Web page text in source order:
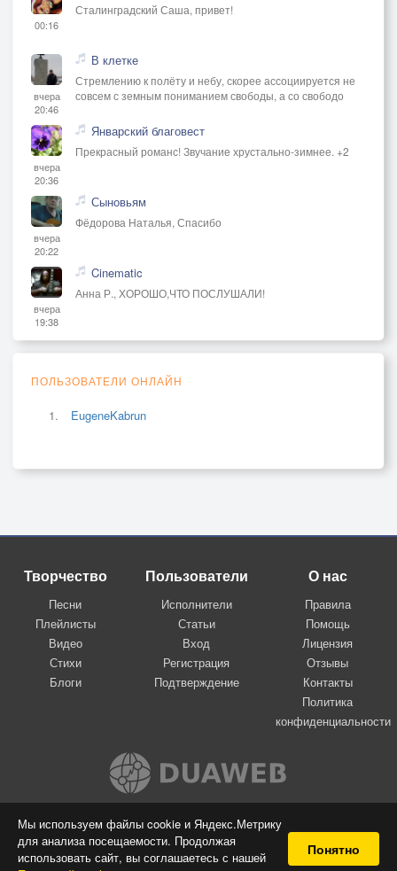
Мы используем файлы cookie и Яндекс.Метрику
для анализа посещаемости. Продолжая
использовать сайт, вы соглашаетесь с нашей
Понятно
00:16
Сталинградский Саша, привет!
вчера
20:46
В клетке
Стремлению к полёту и небу, скорее ассоциируется не
совсем с земным пониманием свободы, а со свободо
вчера
20:36
Январский благовест
Прекрасный романс! Звучание хрустально-зимнее. +2
вчера
20:22
Сыновьям
Фёдорова Наталья, Спасибо
вчера
19:38
Cinematic
Анна Р., ХОРОШО,ЧТО ПОСЛУШАЛИ!
ПОЛЬЗОВАТЕЛИ ОНЛАЙН
EugeneKabrun
Творчество
Песни
Плейлисты
Видео
Стихи
Блоги
Пользователи
Исполнители
Статьи
Вход
Регистрация
Подтверждение
О нас
Правила
Помощь
Лицензия
Отзывы
Контакты
Политика
конфиденциальности
Вконтакте
© 2009-2026 Я-пою
Музыкальный сайт самовыражения